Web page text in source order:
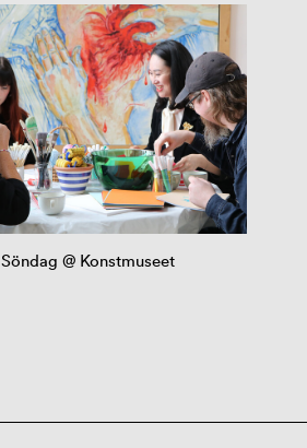
Söndag @ Konstmuseet